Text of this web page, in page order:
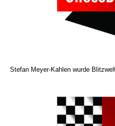
Stefan Meyer-Kahlen wurde